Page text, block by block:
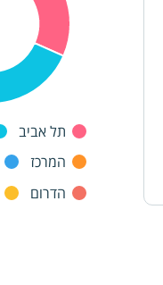
תל אביב
המרכז
הדרום